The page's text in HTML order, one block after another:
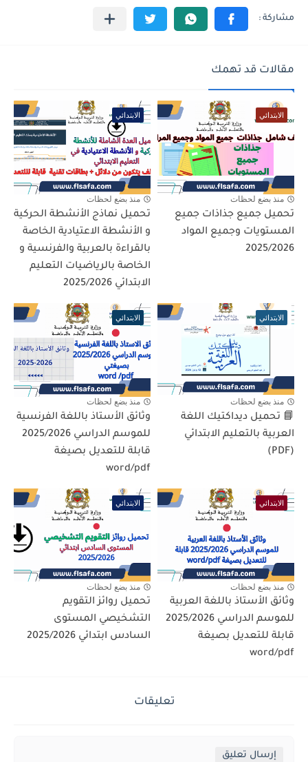
مقالات قد تهمك
الابتدائي
منذ بضع لحظات
تحميل جميع جذاذات جميع
المستويات وجميع المواد
2025/2026
الابتدائي
منذ بضع لحظات
تحميل نماذج الأنشطة الحركية
و الأنشطة الاعتيادية الخاصة
بالقراءة بالعربية والفرنسية و
الخاصة بالرياضيات التعليم
الابتدائي 2025/2026
الابتدائي
منذ بضع لحظات
📘 تحميل ديداكتيك اللغة
العربية بالتعليم الابتدائي
(PDF)
الابتدائي
منذ بضع لحظات
وثائق الأستاذ باللغة الفرنسية
للموسم الدراسي 2025/2026
قابلة للتعديل بصيغة
word/pdf
الابتدائي
منذ بضع لحظات
وثائق الأستاذ باللغة العربية
للموسم الدراسي 2025/2026
قابلة للتعديل بصيغة
word/pdf
الابتدائي
منذ بضع لحظات
تحميل روائز التقويم
التشخيصي المستوى
السادس ابتدائي 2025/2026
تعليقات
إرسال تعليق